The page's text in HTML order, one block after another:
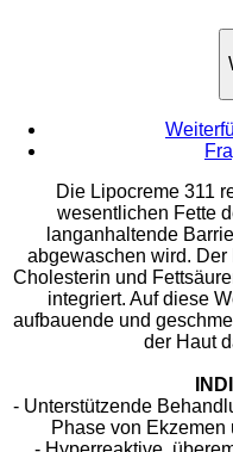
Die Lipocreme 311
wesentlichen Fette
langanhaltende
abgewaschen wird.
Cholesterin und
integriert. Auf diese
aufbauende und
der Haut
- Unterstützende
Phase von